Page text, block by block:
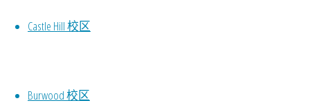
Castle Hill 校区
Burwood 校区